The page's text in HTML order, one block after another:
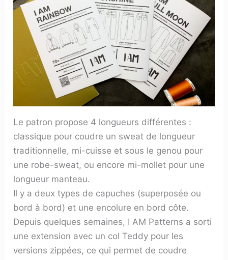
Le patron propose 4 longueurs différentes :
classique pour coudre un sweat de longueur
traditionnelle, mi-cuisse et sous le genou pour
une robe-sweat, ou encore mi-mollet pour une
longueur manteau.
Il y a deux types de capuches (superposée ou
bord à bord) et une encolure en bord côte.
Depuis quelques semaines, I AM Patterns a sorti
une extension avec un col Teddy pour les
versions zippées, ce qui permet de coudre